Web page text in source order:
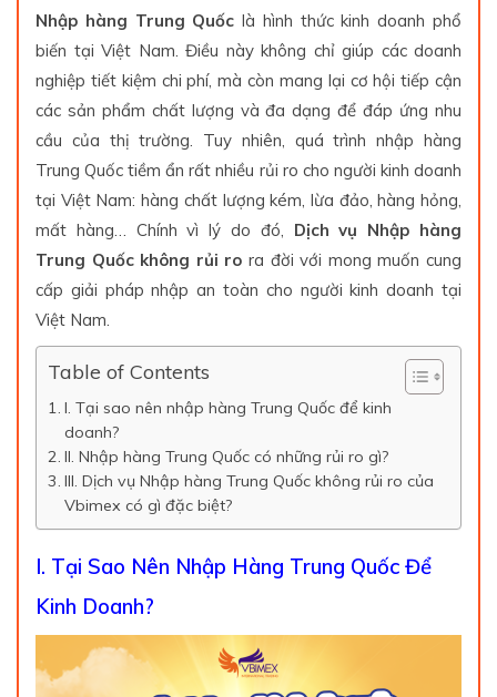
Nhập hàng Trung Quốc là hình thức kinh doanh phổ
biến tại Việt Nam. Điều này không chỉ giúp các doanh
nghiệp tiết kiệm chi phí, mà còn mang lại cơ hội tiếp cận
các sản phẩm chất lượng và đa dạng để đáp ứng nhu
cầu của thị trường. Tuy nhiên, quá trình nhập hàng
Trung Quốc tiềm ẩn rất nhiều rủi ro cho người kinh doanh
tại Việt Nam: hàng chất lượng kém, lừa đảo, hàng hỏng,
mất hàng… Chính vì lý do đó, Dịch vụ Nhập hàng
Trung Quốc không rủi ro ra đời với mong muốn cung
cấp giải pháp nhập an toàn cho người kinh doanh tại
Việt Nam.
Table of Contents
I. Tại sao nên nhập hàng Trung Quốc để kinh
doanh?
II. Nhập hàng Trung Quốc có những rủi ro gì?
III. Dịch vụ Nhập hàng Trung Quốc không rủi ro của
Vbimex có gì đặc biệt?
I. Tại Sao Nên Nhập Hàng Trung Quốc Để
Kinh Doanh?